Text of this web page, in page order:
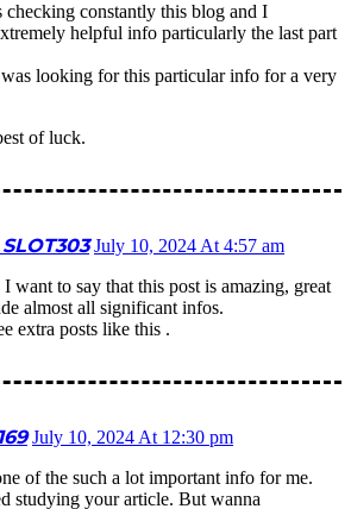
checking constantly this blog and I
helpful info particularly the last part
looking for this particular info for a very
of luck.
July 10, 2024 At 4:57 am
want to say that this post is amazing, great
almost all significant infos.
extra posts like this .
July 10, 2024 At 12:30 pm
of the such a lot important info for me.
studying your article. But wanna